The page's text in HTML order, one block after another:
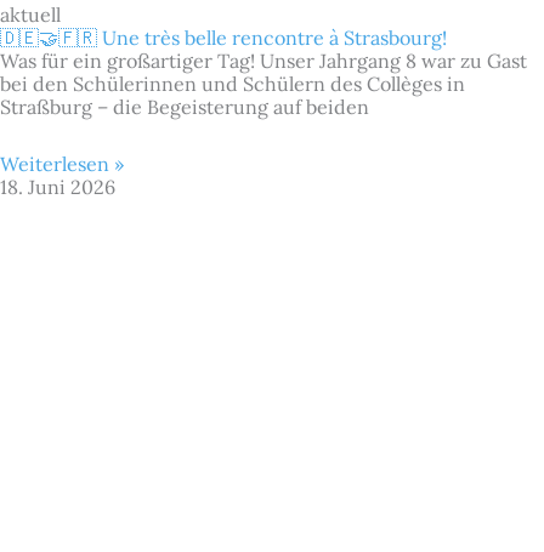
aktuell
🇩🇪🤝🇫🇷 Une très belle rencontre à Strasbourg!
Was für ein großartiger Tag! Unser Jahrgang 8 war zu Gast
bei den Schülerinnen und Schülern des Collèges in
Straßburg – die Begeisterung auf beiden
Weiterlesen »
18. Juni 2026